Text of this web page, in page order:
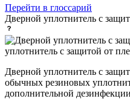
Перейти в глоссарий
Дверной уплотнитель с
уплотнитель с защитой от
Дверной уплотнитель с
обычных резиновых
дополнительной